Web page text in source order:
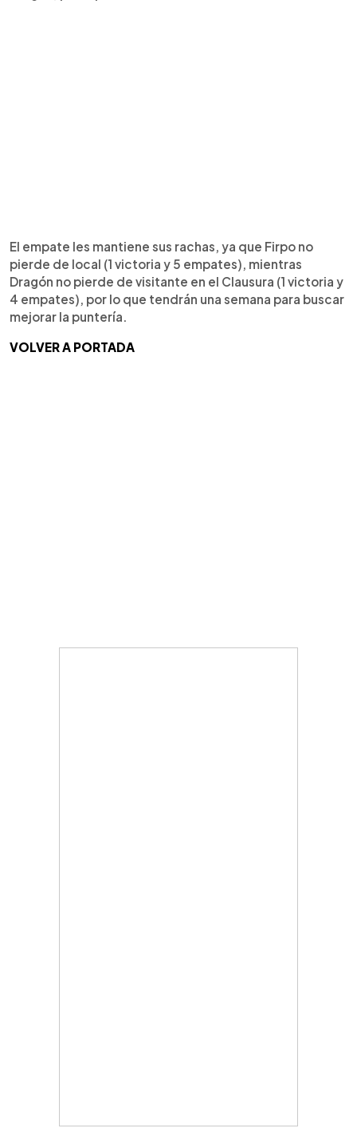
El empate les mantiene sus rachas, ya que Firpo no
pierde de local (1 victoria y 5 empates), mientras
Dragón no pierde de visitante en el Clausura (1 victoria y
4 empates), por lo que tendrán una semana para buscar
mejorar la puntería.
VOLVER A PORTADA